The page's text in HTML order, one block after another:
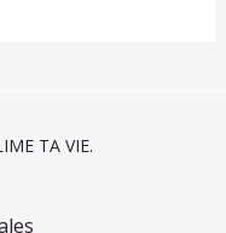
TA VIE.